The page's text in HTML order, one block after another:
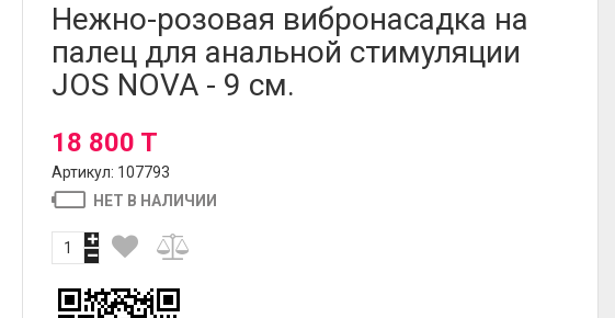
Нежно-розовая вибронасадка на
палец для анальной стимуляции
JOS NOVA - 9 см.
18 800 T
Артикул: 107793
НЕТ В НАЛИЧИИ